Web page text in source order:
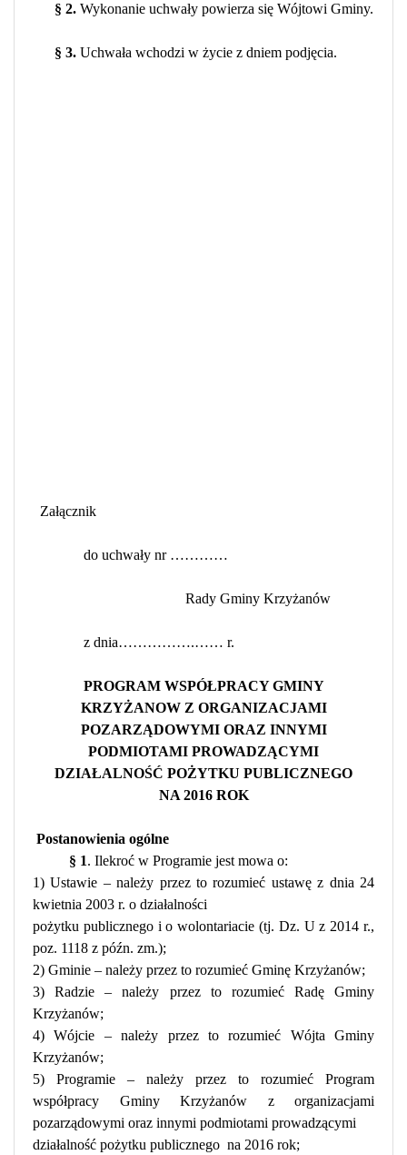
§ 2. Wykonanie uchwały powierza się Wójtowi Gminy.
§ 3. Uchwała wchodzi w życie z dniem podjęcia.
Załącznik
do uchwały nr …………
Rady Gminy Krzyżanów
z dnia…………….…… r.
PROGRAM WSPÓŁPRACY GMINY
KRZYŻANOW Z ORGANIZACJAMI
POZARZĄDOWYMI ORAZ INNYMI
PODMIOTAMI PROWADZĄCYMI
DZIAŁALNOŚĆ POŻYTKU PUBLICZNEGO
NA 2016 ROK
Postanowienia ogólne
§ 1. Ilekroć w Programie jest mowa o:
1) Ustawie – należy przez to rozumieć ustawę z dnia 24
kwietnia 2003 r. o działalności
pożytku publicznego i o wolontariacie (tj. Dz. U z 2014 r.,
poz. 1118 z późn. zm.);
2) Gminie – należy przez to rozumieć Gminę Krzyżanów;
3) Radzie – należy przez to rozumieć Radę Gminy
Krzyżanów;
4) Wójcie – należy przez to rozumieć Wójta Gminy
Krzyżanów;
5) Programie – należy przez to rozumieć Program
współpracy Gminy Krzyżanów z organizacjami
pozarządowymi oraz innymi podmiotami prowadzącymi
działalność pożytku publicznego na 2016 rok;